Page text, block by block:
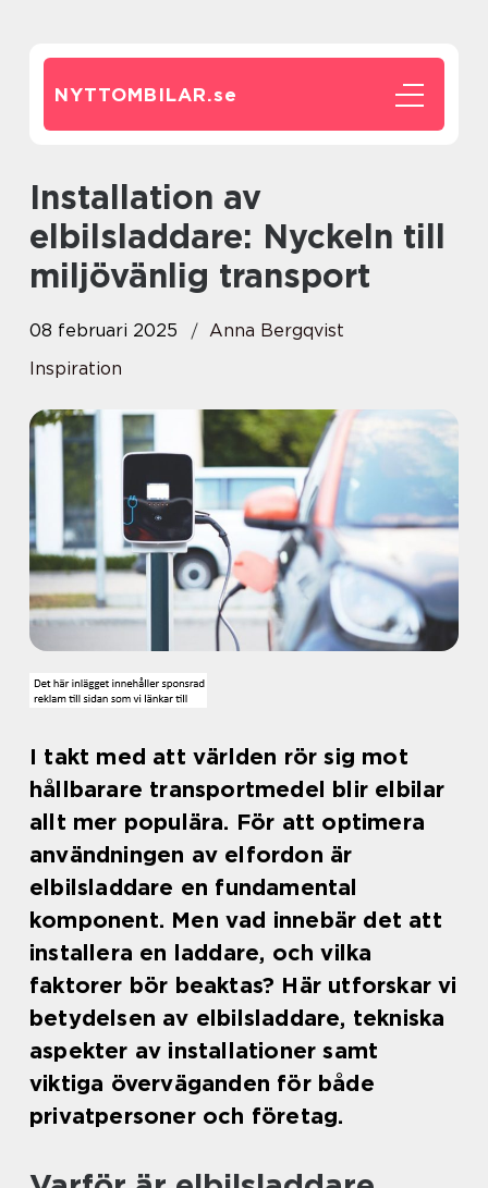
NYTTOMBILAR.se
Installation av
elbilsladdare: Nyckeln till
miljövänlig transport
08 februari 2025
Anna Bergqvist
Inspiration
I takt med att världen rör sig mot
hållbarare transportmedel blir elbilar
allt mer populära. För att optimera
användningen av elfordon är
elbilsladdare en fundamental
komponent. Men vad innebär det att
installera en laddare, och vilka
faktorer bör beaktas? Här utforskar vi
betydelsen av elbilsladdare, tekniska
aspekter av installationer samt
viktiga överväganden för både
privatpersoner och företag.